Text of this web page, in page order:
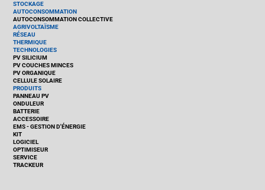
STOCKAGE
AUTOCONSOMMATION
AUTOCONSOMMATION COLLECTIVE
AGRIVOLTAÏSME
RÉSEAU
THERMIQUE
TECHNOLOGIES
PV SILICIUM
PV COUCHES MINCES
PV ORGANIQUE
CELLULE SOLAIRE
PRODUITS
PANNEAU PV
ONDULEUR
BATTERIE
ACCESSOIRE
EMS - GESTION D'ÉNERGIE
KIT
LOGICIEL
OPTIMISEUR
SERVICE
TRACKEUR